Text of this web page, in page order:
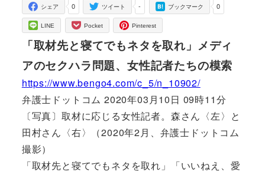
0
シェア -
ツイート 0
ブックマーク
LINE Pocket Pinterest
「取材先と寝てでもネタを取れ」メディ
アのセクハラ問題、女性記者たちの模索
https://www.bengo4.com/c_5/n_10902/
弁護士ドットコム 2020年03月10日 09時11分
〔写真〕取材に応じる女性記者。森さん〈左〉と
田村さん〈右〉（2020年2月、弁護士ドットコム
撮影）
「取材先と寝てでもネタを取れ」「いいねえ、愛